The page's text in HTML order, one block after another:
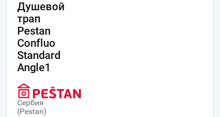
Душевой
трап
Pestan
Confluo
Standard
Angle1
Сербия
(Pestan)